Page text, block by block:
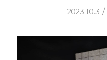
2023.10.3 /